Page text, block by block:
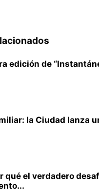
edición de
la Ciudad lanza
el verdadero